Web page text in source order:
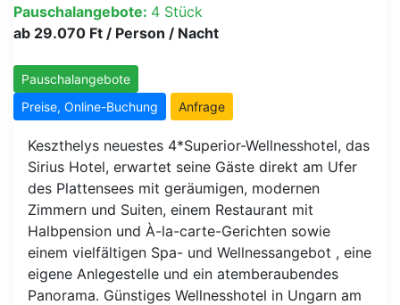
Pauschalangebote: 4 Stück
ab 29.070 Ft / Person / Nacht
Pauschalangebote
Preise, Online-Buchung
Anfrage
Keszthelys neuestes 4*Superior-Wellnesshotel, das
Sirius Hotel, erwartet seine Gäste direkt am Ufer
des Plattensees mit geräumigen, modernen
Zimmern und Suiten, einem Restaurant mit
Halbpension und À-la-carte-Gerichten sowie
einem vielfältigen Spa- und Wellnessangebot , eine
eigene Anlegestelle und ein atemberaubendes
Panorama. Günstiges Wellnesshotel in Ungarn am